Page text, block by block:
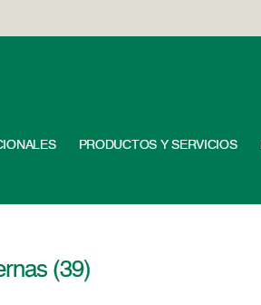
PRODUCTOS Y SERVICIOS
(39)